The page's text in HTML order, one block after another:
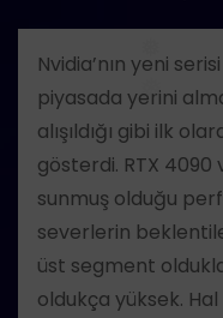
❅
❅
Nvidia’nın yeni
piyasada yerini
alışıldığı gibi ilk
gösterdi. RTX
sunmuş olduğu
severlerin
üst segment
oldukça yüksek.